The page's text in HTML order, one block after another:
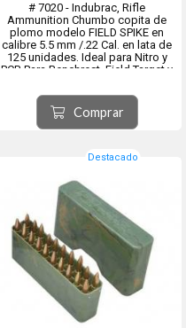
# 7020 - Indubrac, Rifle
Ammunition Chumbo copita de
plomo modelo FIELD SPIKE en
calibre 5.5 mm /.22 Cal. en lata de
125 unidades. Ideal para Nitro y
PCP. Para Benchrest, Field Target y
metros. Diametro real 5.5 mm Peso
del proyectil : 1,27 g / 19.59 gr
Coeficiente bal...
Comprar
Destacado